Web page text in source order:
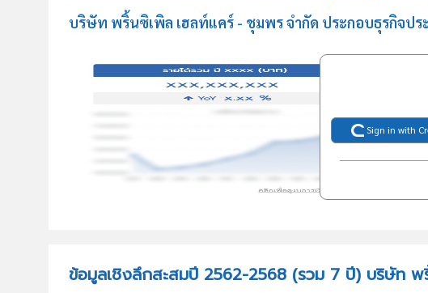
บริษัท พริ้นซิเพิล เฮลท์แคร์ - ชุมพร จำกัด ประกอบธุรกิจปร
Sign in with
ข้อมูลเชิงลึกสะสมปี 2562-2568 (รวม 7 ปี) บริษัท